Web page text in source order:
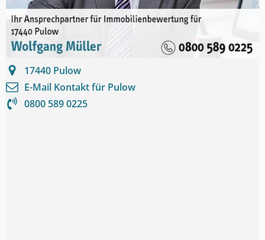
17440 Pulow
E-Mail Kontakt für Pulow
0800 589 0225